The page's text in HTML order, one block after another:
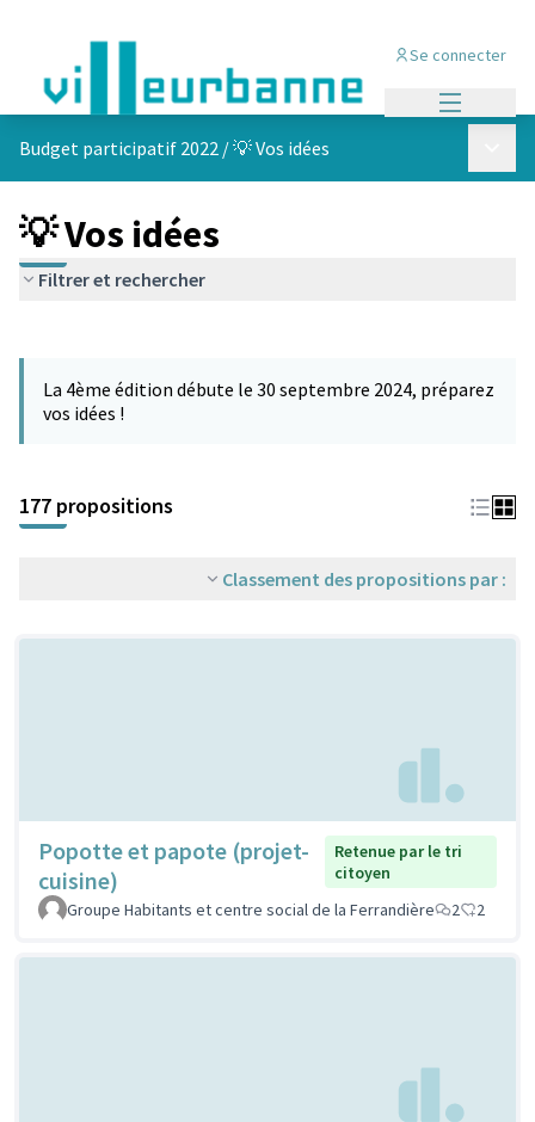
Se connecter
Budget participatif 2022 /💡 Vos idées
💡 Vos idées
Filtrer et rechercher
−
La 4ème édition débute le 30 septembre 2024, préparez
vos idées !
177 propositions
Classement des propositions par :
Popotte et papote (projet-
cuisine)
Retenue par le tri
citoyen
Groupe Habitants et centre social de la Ferrandière
2 2